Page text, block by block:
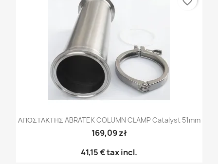
ΑΠΟΣΤΑΚΤΗΣ ABRATEK COLUMN CLAMP Catalyst 51mm
169,09 zł
41,15 €tax incl.